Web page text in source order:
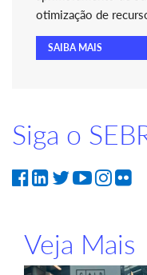
otimização de
SAIBA MAIS
Siga o
Veja Mais